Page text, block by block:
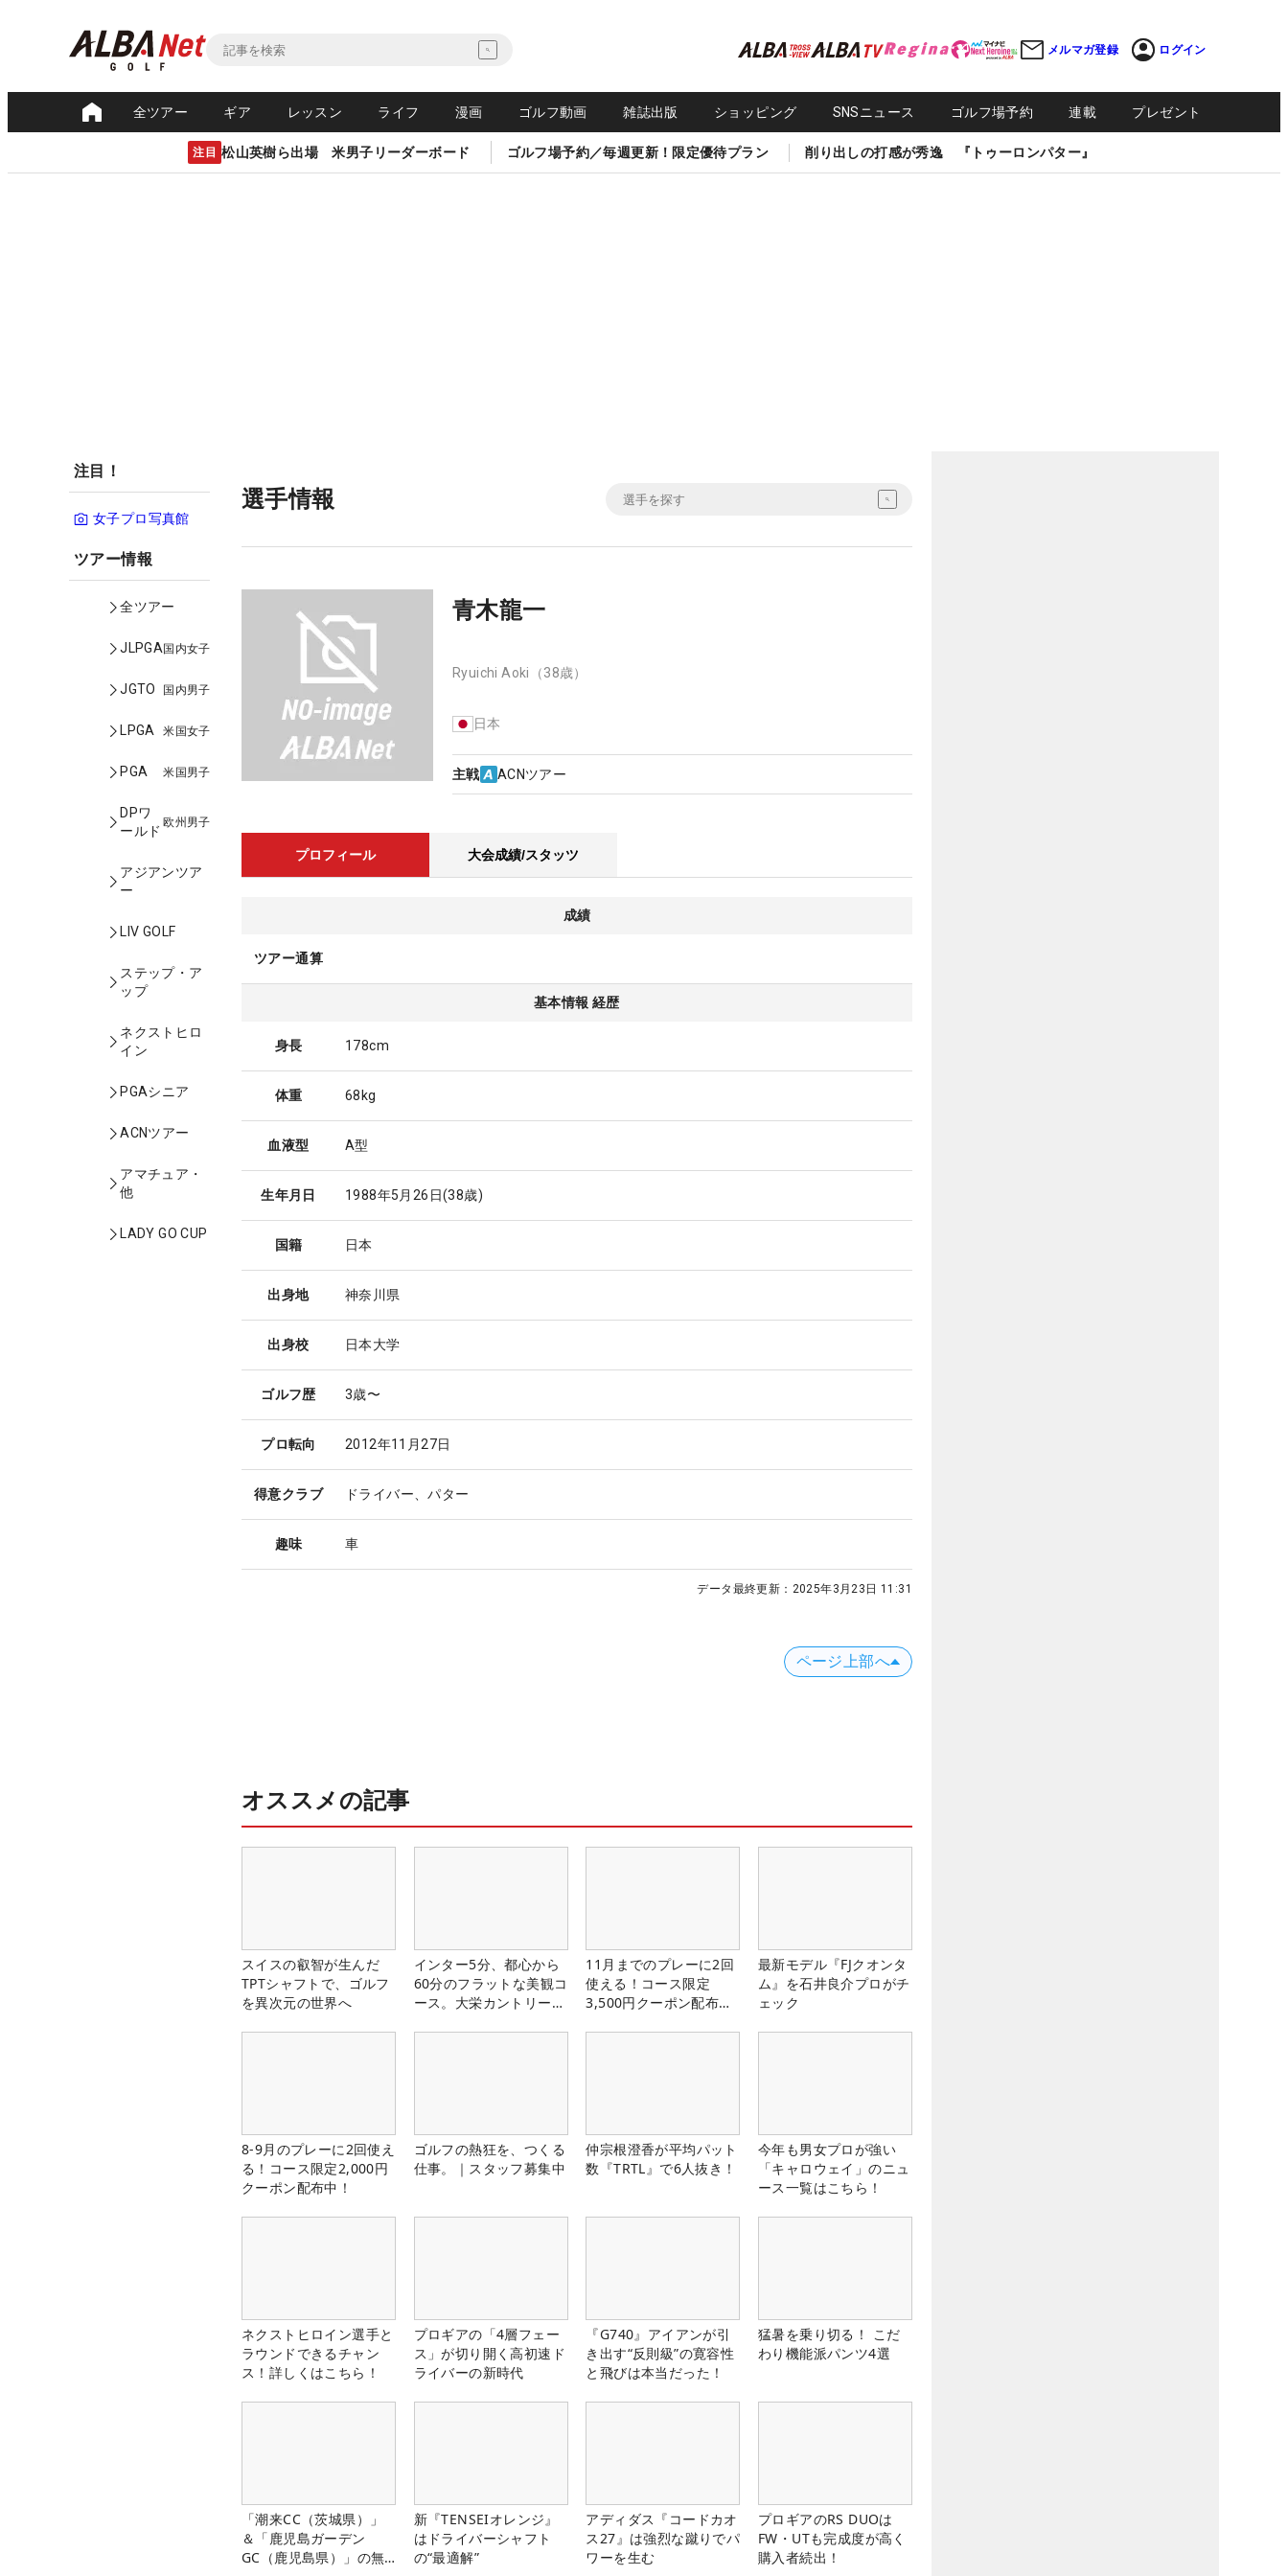
メルマガ登録 ログイン
全ツアー ギア レッスン ライフ 漫画 ゴルフ動画 雑誌出版 ショッピング SNSニュース ゴルフ場予約 連載 プレゼント
注目 松山英樹ら出場 米男子リーダーボード ゴルフ場予約／毎週更新！限定優待プラン 削り出しの打感が秀逸 『トゥーロンパター』
注目！
女子プロ写真館
ツアー情報
全ツアー
JLPGA国内女子
JGTO 国内男子
LPGA 米国女子
PGA 米国男子
DPワ
ールド
欧州男子
アジアンツア
ー
LIV GOLF
ステップ・ア
ップ
ネクストヒロ
イン
PGAシニア
ACNツアー
アマチュア・
他
LADY GO CUP
選手情報
青木龍一
Ryuichi Aoki （38歳）
日本
主戦 ACNツアー
プロフィール 大会成績/スタッツ
成績
ツアー通算
基本情報 経歴
身長 178cm
体重 68kg
血液型 A型
生年月日 1988年5月26日(38歳)
国籍 日本
出身地 神奈川県
出身校 日本大学
ゴルフ歴 3歳〜
プロ転向 2012年11月27日
得意クラブ ドライバー、パター
趣味 車
データ最終更新： 2025年3月23日 11:31
ページ上部へ
オススメの記事
スイスの叡智が生んだ
TPTシャフトで、ゴルフ
を異次元の世界へ
インター5分、都心から
60分のフラットな美観コ
ース。大栄カントリー俱
11月までのプレーに2回
使える！コース限定
3,500円クーポン配布
最新モデル『FJクオンタ
ム』を石井良介プロがチ
ェック
8-9月のプレーに2回使え
る！コース限定2,000円
クーポン配布中！
ゴルフの熱狂を、つくる
仕事。｜スタッフ募集中
仲宗根澄香が平均パット
数『TRTL』で6人抜き！
今年も男女プロが強い
「キャロウェイ」のニュ
ース一覧はこちら！
ネクストヒロイン選手と
ラウンドできるチャン
ス！詳しくはこちら！
プロギアの「4層フェー
ス」が切り開く高初速ド
ライバーの新時代
『G740』アイアンが引
き出す“反則級”の寛容性
と飛びは本当だった！
猛暑を乗り切る！ こだ
わり機能派パンツ4選
「潮来CC（茨城県）」
＆「鹿児島ガーデン
GC（鹿児島県）」の無
新『TENSEIオレンジ』
はドライバーシャフト
の“最適解”
アディダス『コードカオ
ス27』は強烈な蹴りでパ
ワーを生む
プロギアのRS DUOは
FW・UTも完成度が高く
購入者続出！